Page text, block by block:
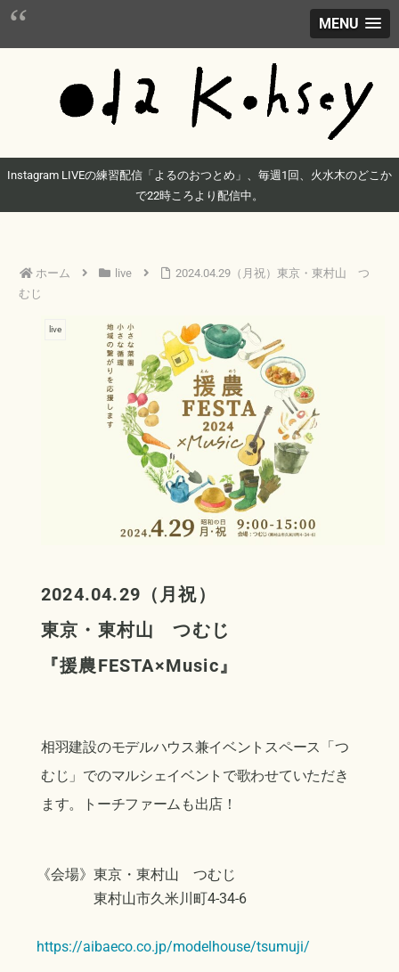
MENU
Instagram LIVEの練習配信「よるのおつとめ」、毎週1回、火水木のどこか
で22時ころより配信中。
ホーム live
2024.04.29（月祝）東京・東村山 つ
むじ
live
2024.04.29（月祝）
東京・東村山 つむじ
『援農FESTA×Music』
相羽建設のモデルハウス兼イベントスペース「つ
むじ」でのマルシェイベントで歌わせていただき
ます。トーチファームも出店！
《会場》東京・東村山 つむじ
東村山市久米川町4-34-6
https://aibaeco.co.jp/modelhouse/tsumuji/